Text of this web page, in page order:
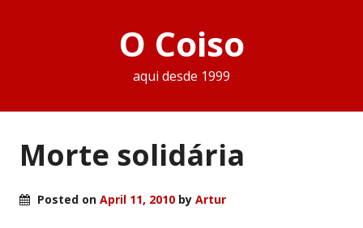
O Coiso
aqui desde 1999
Morte solidária
Posted on April 11, 2010 by Artur